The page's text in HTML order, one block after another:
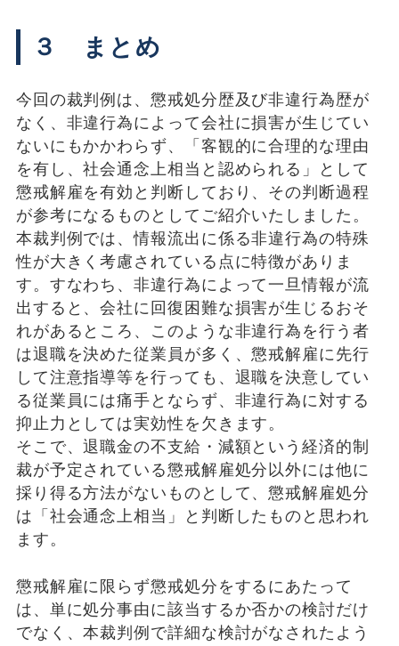
３ まとめ
今回の裁判例は、懲戒処分歴及び非違行為歴が
なく、非違行為によって会社に損害が生じてい
ないにもかかわらず、「客観的に合理的な理由
を有し、社会通念上相当と認められる」として
懲戒解雇を有効と判断しており、その判断過程
が参考になるものとしてご紹介いたしました。
本裁判例では、情報流出に係る非違行為の特殊
性が大きく考慮されている点に特徴がありま
す。すなわち、非違行為によって一旦情報が流
出すると、会社に回復困難な損害が生じるおそ
れがあるところ、このような非違行為を行う者
は退職を決めた従業員が多く、懲戒解雇に先行
して注意指導等を行っても、退職を決意してい
る従業員には痛手とならず、非違行為に対する
抑止力としては実効性を欠きます。
そこで、退職金の不支給・減額という経済的制
裁が予定されている懲戒解雇処分以外には他に
採り得る方法がないものとして、懲戒解雇処分
は「社会通念上相当」と判断したものと思われ
ます。
懲戒解雇に限らず懲戒処分をするにあたって
は、単に処分事由に該当するか否かの検討だけ
でなく、本裁判例で詳細な検討がなされたよう